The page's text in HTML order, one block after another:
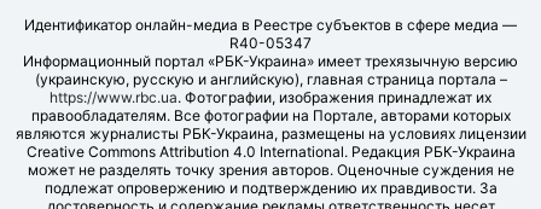
Идентификатор онлайн-медиа в Реестре субъектов в сфере медиа —
R40-05347
Информационный портал «РБК-Украина» имеет трехязычную версию
(украинскую, русскую и английскую), главная страница портала –
https://www.rbc.ua. Фотографии, изображения принадлежат их
правообладателям. Все фотографии на Портале, авторами которых
являются журналисты РБК-Украина, размещены на условиях лицензии
Creative Commons Attribution 4.0 International. Редакция РБК-Украина
может не разделять точку зрения авторов. Оценочные суждения не
подлежат опровержению и подтверждению их правдивости. За